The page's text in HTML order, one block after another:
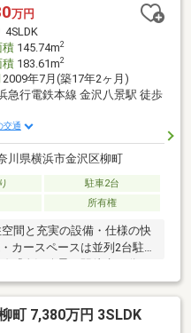
万円
4SLDK
積145.74m2
積183.61m2
2009年7月(築17年2ヶ月)
急行電鉄本線 金沢八景駅 徒歩
交通
川県横浜市金沢区柳町
駐車2台
所有権
間と充実の設備・仕様の快
カースペースは並列2台駐車
町 7,380万円 3SLDK